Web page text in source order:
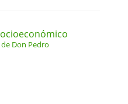
Don Pedro